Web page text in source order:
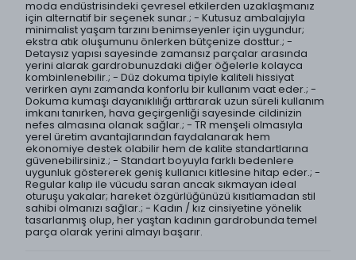
moda endüstrisindeki çevresel etkilerden uzaklaşmanız
için alternatif bir seçenek sunar.; - Kutusuz ambalajıyla
minimalist yaşam tarzını benimseyenler için uygundur;
ekstra atık oluşumunu önlerken bütçenize dosttur.; -
Detaysız yapısı sayesinde zamansız parçalar arasında
yerini alarak gardrobunuzdaki diğer öğelerle kolayca
kombinlenebilir.; - Düz dokuma tipiyle kaliteli hissiyat
verirken aynı zamanda konforlu bir kullanım vaat eder.; -
Dokuma kumaşı dayanıklılığı arttırarak uzun süreli kullanım
imkanı tanırken, hava geçirgenliği sayesinde cildinizin
nefes almasına olanak sağlar.; - TR menşeli olmasıyla
yerel üretim avantajlarından faydalanarak hem
ekonomiye destek olabilir hem de kalite standartlarına
güvenebilirsiniz.; - Standart boyuyla farklı bedenlere
uygunluk göstererek geniş kullanıcı kitlesine hitap eder.; -
Regular kalıp ile vücudu saran ancak sıkmayan ideal
oturuşu yakalar; hareket özgürlüğünüzü kısıtlamadan stil
sahibi olmanızı sağlar.; - Kadın / kız cinsiyetine yönelik
tasarlanmış olup, her yaştan kadının gardrobunda temel
parça olarak yerini almayı başarır.